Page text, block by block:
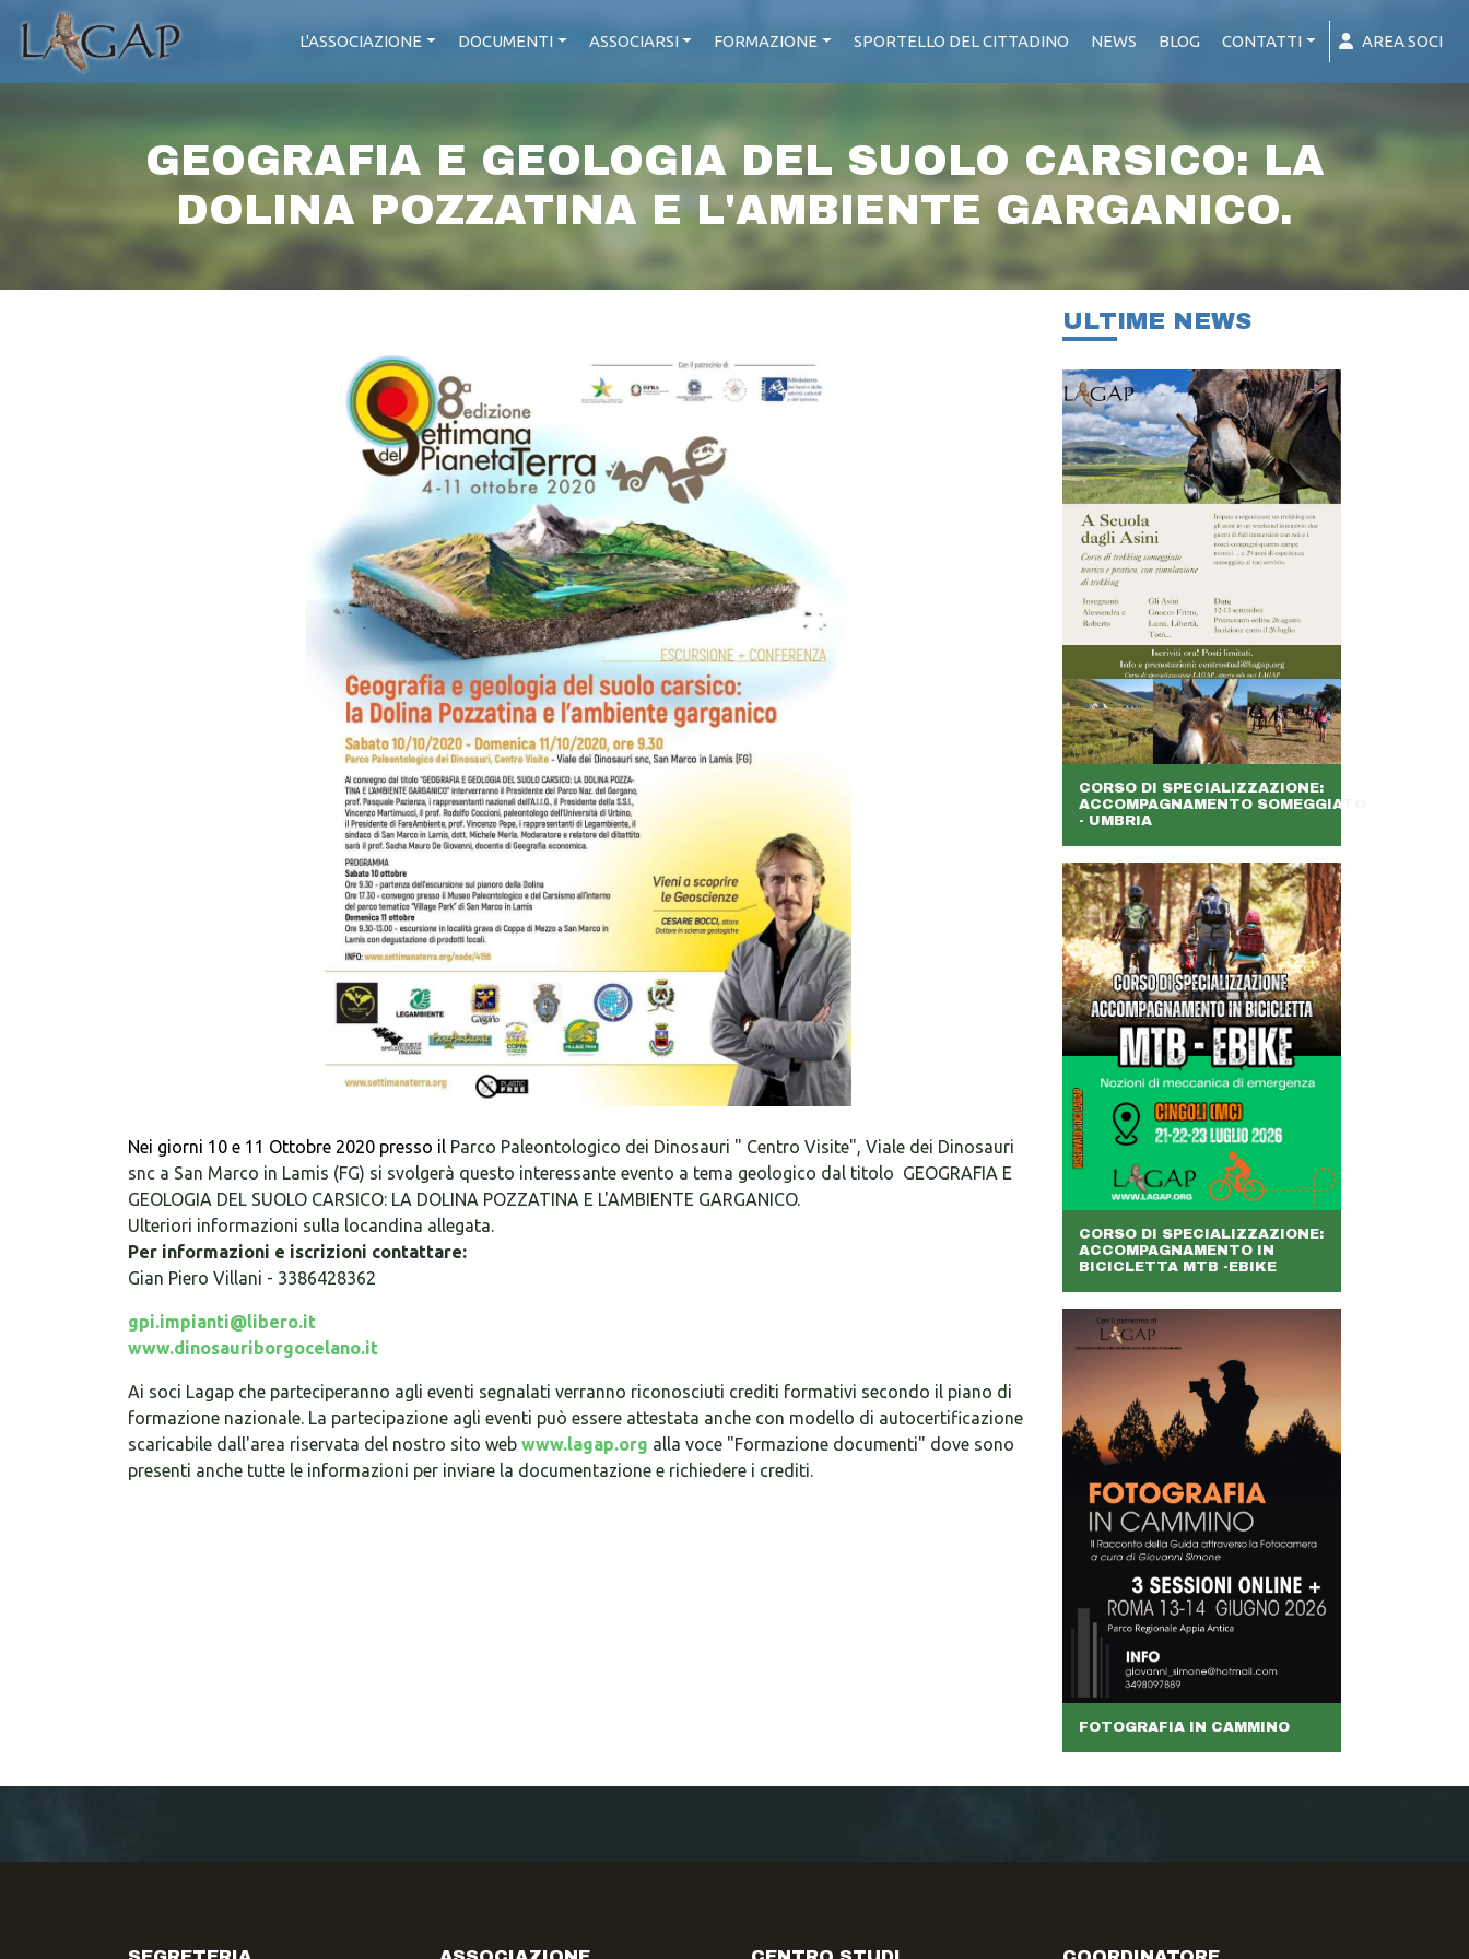
L'ASSOCIAZIONE DOCUMENTI ASSOCIARSI FORMAZIONE SPORTELLO DEL CITTADINO NEWS BLOG CONTATTI AREA SOCI
GEOGRAFIA E GEOLOGIA DEL SUOLO CARSICO: LA
DOLINA POZZATINA E L'AMBIENTE GARGANICO.
Nei giorni 10 e 11 Ottobre 2020 presso il Parco Paleontologico dei Dinosauri " Centro Visite", Viale dei Dinosauri
snc a San Marco in Lamis (FG) si svolgerà questo interessante evento a tema geologico dal titolo GEOGRAFIA E
GEOLOGIA DEL SUOLO CARSICO: LA DOLINA POZZATINA E L'AMBIENTE GARGANICO.
Ulteriori informazioni sulla locandina allegata.
Per informazioni e iscrizioni contattare:
Gian Piero Villani - 3386428362
gpi.impianti@libero.it
www.dinosauriborgocelano.it
Ai soci Lagap che parteciperanno agli eventi segnalati verranno riconosciuti crediti formativi secondo il piano di
formazione nazionale. La partecipazione agli eventi può essere attestata anche con modello di autocertificazione
scaricabile dall'area riservata del nostro sito web www.lagap.org alla voce "Formazione documenti" dove sono
presenti anche tutte le informazioni per inviare la documentazione e richiedere i crediti.
ULTIME NEWS
CORSO DI SPECIALIZZAZIONE:
ACCOMPAGNAMENTO SOMEGGIATO
- UMBRIA
CORSO DI SPECIALIZZAZIONE:
ACCOMPAGNAMENTO IN
BICICLETTA MTB -EBIKE
FOTOGRAFIA IN CAMMINO